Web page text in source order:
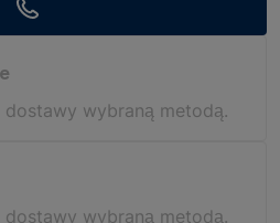
dostawy wybraną metodą.
dostawy wybraną metodą.